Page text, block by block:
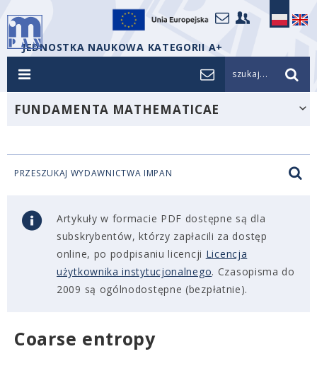
JEDNOSTKA NAUKOWA KATEGORII A+
szukaj...
FUNDAMENTA MATHEMATICAE
PRZESZUKAJ WYDAWNICTWA IMPAN
Artykuły w formacie PDF dostępne są dla
subskrybentów, którzy zapłacili za dostęp
online, po podpisaniu licencji Licencja
użytkownika instytucjonalnego. Czasopisma do
2009 są ogólnodostępne (bezpłatnie).
Coarse entropy